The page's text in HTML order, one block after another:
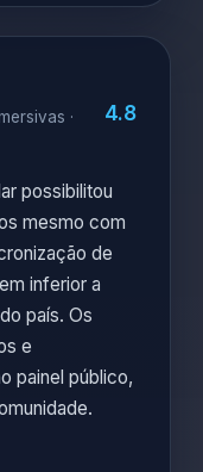
·
4.8
possibilitou
mesmo com
de
inferior a
país. Os
e
painel público,